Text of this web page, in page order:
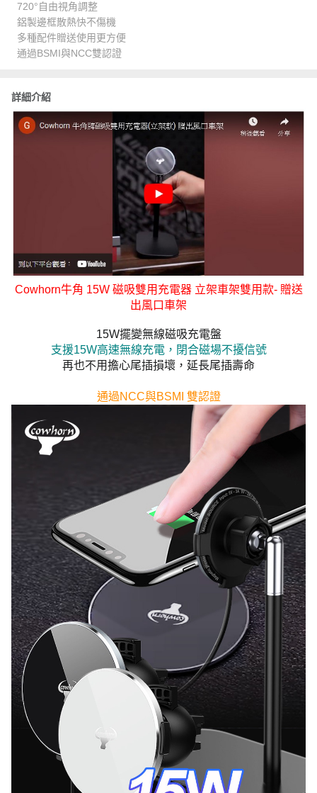
720°自由視角調整
鋁製邊框散熱快不傷機
多種配件贈送使用更方便
通過BSMI與NCC雙認證
詳細介紹
Cowhorn牛角 15W 磁吸雙用充電器 立架車架雙用款- 贈送
出風口車架
15W擺變無線磁吸充電盤
支援15W高速無線充電，閉合磁場不擾信號
再也不用擔心尾插損壞，延長尾插壽命
通過NCC與BSMI 雙認證